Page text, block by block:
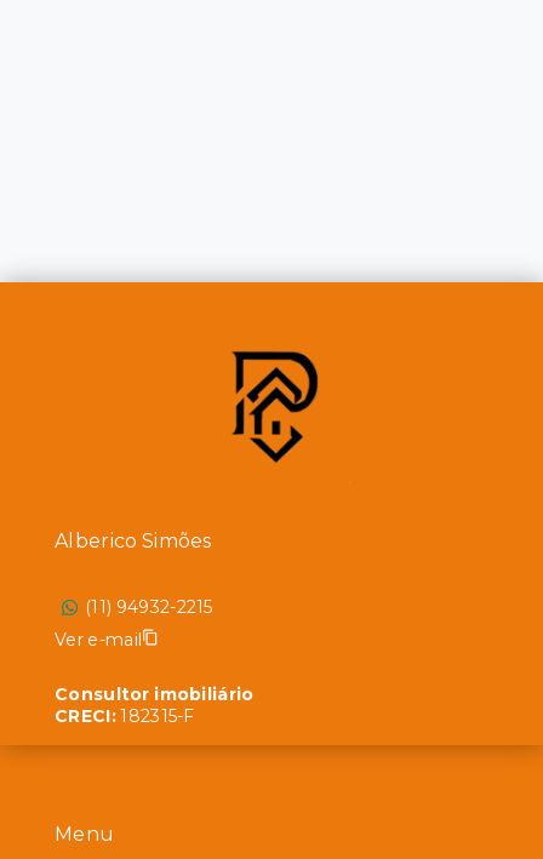
Menu
Alberico Simões
(11) 94932-2215
Ver e-mail
Consultor imobiliário
CRECI:182315-F